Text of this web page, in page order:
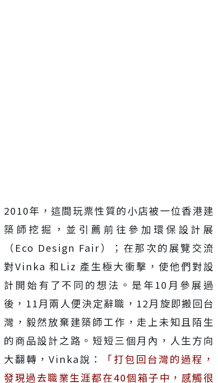
2010年，這間玩票性質的小店被一位香港建
築師挖掘，並引薦前往參加環保設計展
（Eco Design Fair）；在那次的展覽交流
對Vinka 和Liz 產生極大衝擊，使他們對設
計開始有了不同的想法。是年10月參展過
後，11月兩人便決定辭職，12月旋即搬回台
灣，毅然放棄建築師工作，走上未知且陌生
的商品設計之路。短短三個月內，人生方向
大翻轉，Vinka說：
「打包回台灣的過程，
發現過去職業生涯都在40個箱子中，感觸很